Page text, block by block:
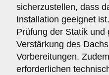
sicherzustellen, dass
Installation geeignet
Prüfung der Statik und
Verstärkung des
Vorbereitungen.
erforderlichen